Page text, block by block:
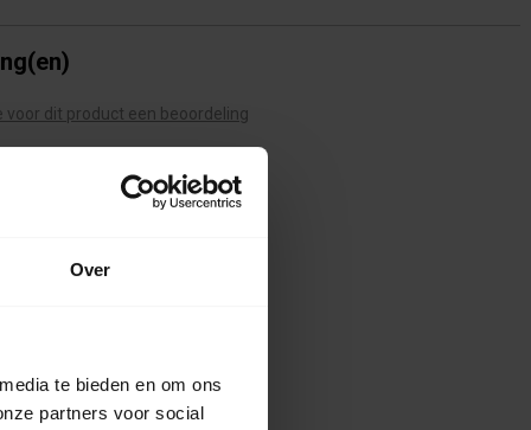
Over
te bieden en om ons
partners voor social
voor dit product een beoordeling